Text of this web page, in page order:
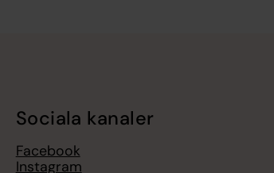
Sociala kanaler
Facebook
Instagram